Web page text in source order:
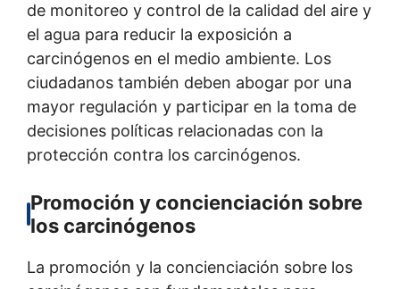
de monitoreo y control de la calidad del aire y
el agua para reducir la exposición a
carcinógenos en el medio ambiente. Los
ciudadanos también deben abogar por una
mayor regulación y participar en la toma de
decisiones políticas relacionadas con la
protección contra los carcinógenos.
Promoción y concienciación sobre
los carcinógenos
La promoción y la concienciación sobre los